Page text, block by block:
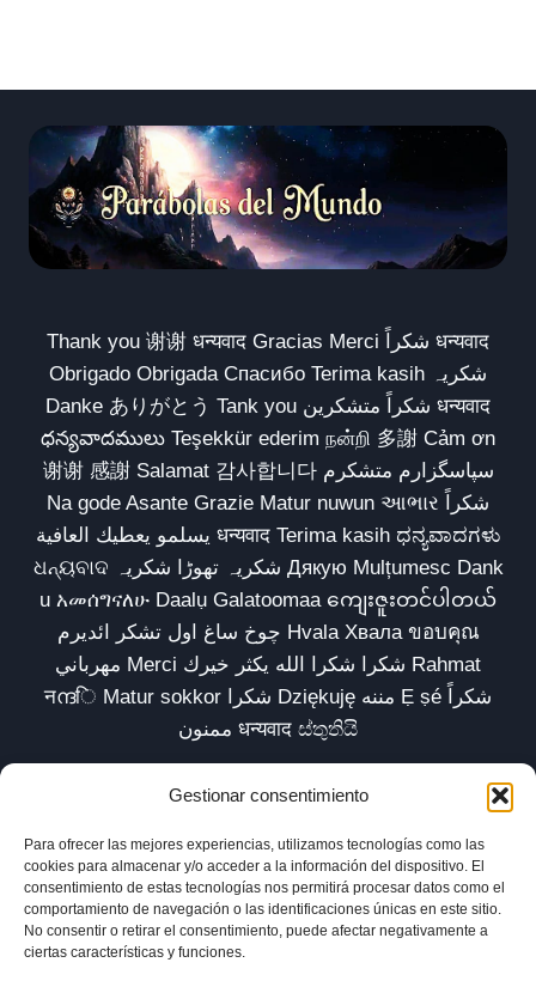
Gestionar consentimiento
Para ofrecer las mejores experiencias, utilizamos tecnologías como las
cookies para almacenar y/o acceder a la información del dispositivo. El
consentimiento de estas tecnologías nos permitirá procesar datos como el
comportamiento de navegación o las identificaciones únicas en este sitio.
No consentir o retirar el consentimiento, puede afectar negativamente a
ciertas características y funciones.
Thank you 谢谢 धन्यवाद Gracias Merci شكراً धन्यवाद
Obrigado Obrigada Спасибо Terima kasih شکریہ
Danke ありがとう Tank you شكراً متشكرين धन्यवाद
ధన్యవాదములు Teşekkür ederim நன்றி 多謝 Cảm ơn
谢谢 感謝 Salamat 감사합니다 سپاسگزارم متشکرم
Na gode Asante Grazie Matur nuwun આભાર شكراً
يسلمو يعطيك العافية धन्यवाद Terima kasih ಧನ್ಯವಾದಗಳು
ଧନ୍ୟବାଦ شکریہ تھوڑا شکریہ Дякую Mulțumesc Dank
u አመሰግናለሁ Daalụ Galatoomaa ကျေးဇူးတင်ပါတယ်
چوخ ساغ اول تشکر ائدیرم Hvala Хвала ขอบคุณ
مهرباني Merci شكرا شكرا الله يكثر خيرك Rahmat
नന്ദि Matur sokkor شكرا Dziękuję مننه Ẹ ṣé شكراً
ممنون धन्यवाद ස්තුතියි
Inicio Biblioteca Parábolas TV
Comunidad
Esencia
Blog
Política de privacidad
Aviso legal
Política de cookies (UE)